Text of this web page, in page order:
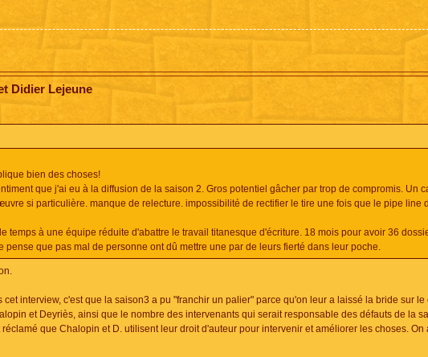
Didier Lejeune
bien des choses!
que j'ai eu à la diffusion de la saison 2. Gros potentiel gâcher par trop de compromis. Un
si particulière. manque de relecture. impossibilité de rectifier le tire une fois que le pipe line
temps à une équipe réduite d'abattre le travail titanesque d'écriture. 18 mois pour avoir 36
pense que pas mal de personne ont dû mettre une par de leurs fierté dans leur poche.
interview, c'est que la saison3 a pu "franchir un palier" parce qu'on leur a laissé la bride sur le
et Deyriès, ainsi que le nombre des intervenants qui serait responsable des défauts de la
que Chalopin et D. utilisent leur droit d'auteur pour intervenir et améliorer les choses. On